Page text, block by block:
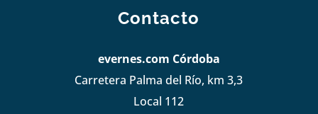
Contacto
evernes.com Córdoba
Carretera Palma del Río, km 3,3
Local 112